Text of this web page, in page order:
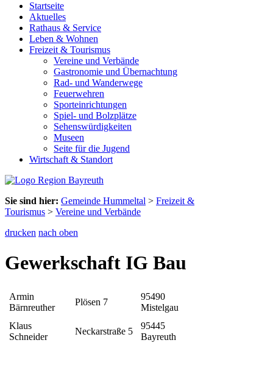
Startseite
Aktuelles
Rathaus & Service
Leben & Wohnen
Freizeit & Tourismus
Vereine und Verbände
Gastronomie und Übernachtung
Rad- und Wanderwege
Feuerwehren
Sporteinrichtungen
Spiel- und Bolzplätze
Sehenswürdigkeiten
Museen
Seite für die Jugend
Wirtschaft & Standort
Sie sind hier: Gemeinde Hummeltal > Freizeit &
Tourismus > Vereine und Verbände
drucken nach oben
Gewerkschaft IG Bau
Armin
Bärnreuther
Plösen 7
95490
Mistelgau
Klaus
Schneider
Neckarstraße 5
95445
Bayreuth